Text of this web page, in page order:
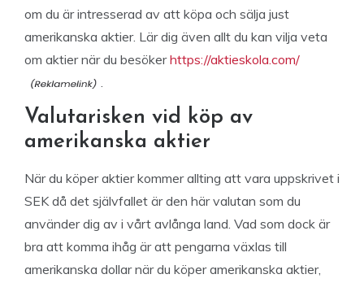
om du är intresserad av att köpa och sälja just
amerikanska aktier. Lär dig även allt du kan vilja veta
om aktier när du besökerhttps://aktieskola.com/
.
Valutarisken vid köp av
amerikanska aktier
När du köper aktier kommer allting att vara uppskrivet i
SEK då det självfallet är den här valutan som du
använder dig av i vårt avlånga land. Vad som dock är
bra att komma ihåg är att pengarna växlas till
amerikanska dollar när du köper amerikanska aktier,